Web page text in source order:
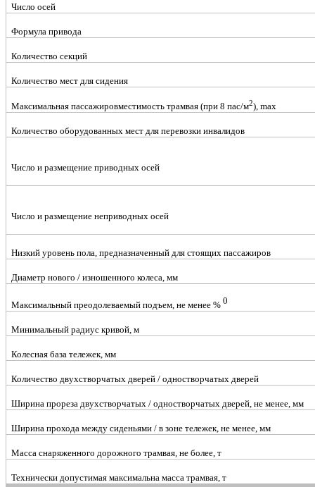
Число осей
Формула привода
Количество секций
Количество мест для сидения
Максимальная пассажировместимость трамвая (при 8 пас/м2), max
Количество оборудованных мест для перевозки инвалидов
Число и размещение приводных осей
Число и размещение неприводных осей
Низкий уровень пола, предназначенный для стоящих пассажиров
Диаметр нового / изношенного колеса, мм
Максимальный преодолеваемый подъем, не менее %0
Минимальный радиус кривой, м
Колесная база тележек, мм
Количество двухстворчатых дверей / одностворчатых дверей
Ширина прореза двухстворчатых / одностворчатых дверей, не менее, мм
Ширина прохода между сиденьями / в зоне тележек, не менее, мм
Масса снаряженного дорожного трамвая, не более, т
Технически допустимая максимальна масса трамвая, т